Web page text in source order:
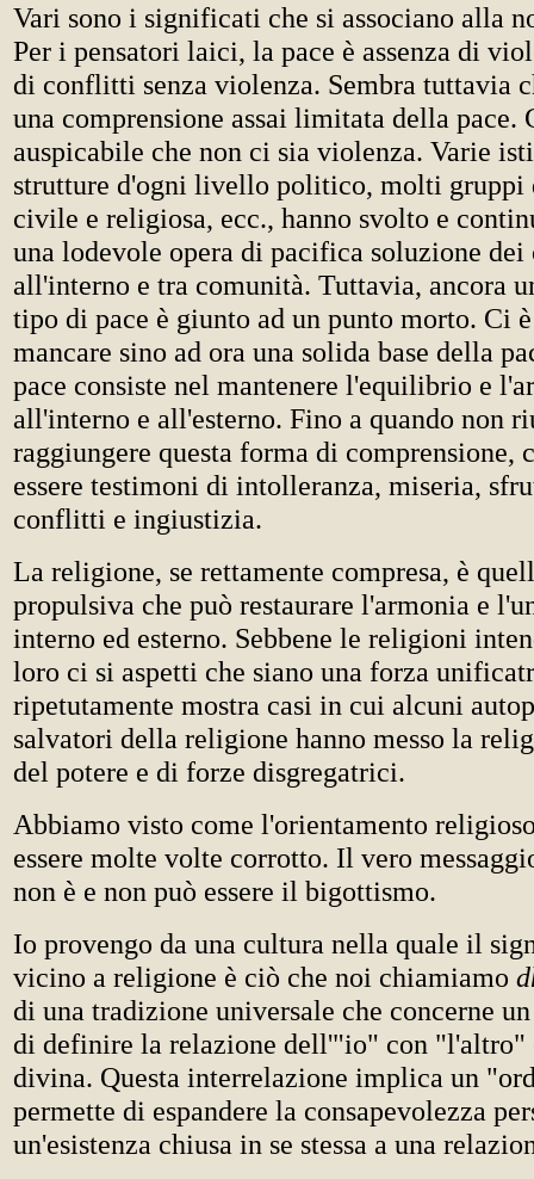
Vari sono i significati che si associano alla
Per i pensatori laici, la pace è assenza di
di conflitti senza violenza. Sembra tuttavia
una comprensione assai limitata della pace.
auspicabile che non ci sia violenza. Varie
strutture d'ogni livello politico, molti gruppi
civile e religiosa, ecc., hanno svolto e
una lodevole opera di pacifica soluzione
all'interno e tra comunità. Tuttavia, ancora
tipo di pace è giunto ad un punto morto. Ci
mancare sino ad ora una solida base della
pace consiste nel mantenere l'equilibrio e
all'interno e all'esterno. Fino a quando non
raggiungere questa forma di comprensione,
essere testimoni di intolleranza, miseria,
conflitti e ingiustizia.
La religione, se rettamente compresa, è
propulsiva che può restaurare l'armonia e
interno ed esterno. Sebbene le religioni
loro ci si aspetti che siano una forza
ripetutamente mostra casi in cui alcuni
salvatori della religione hanno messo la
del potere e di forze disgregatrici.
Abbiamo visto come l'orientamento
essere molte volte corrotto. Il vero
non è e non può essere il bigottismo.
Io provengo da una cultura nella quale il
vicino a religione è ciò che noi chiamiamo
di una tradizione universale che concerne
di definire la relazione dell'"io" con "l'altro"
divina. Questa interrelazione implica un
permette di espandere la consapevolezza
un'esistenza chiusa in se stessa a una